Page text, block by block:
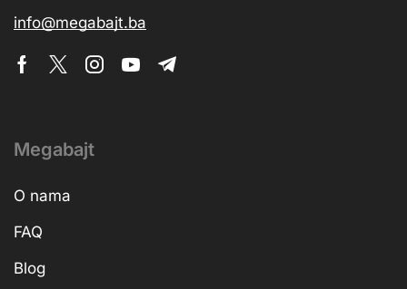
info@megabajt.ba
Megabajt
O nama
FAQ
Blog